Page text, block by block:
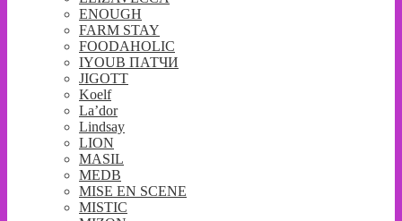
ENOUGH
FARM STAY
FOODAHOLIC
IYOUB ПАТЧИ
JIGOTT
Koelf
La’dor
Lindsay
LION
MASIL
MEDB
MISE EN SCENE
MISTIC